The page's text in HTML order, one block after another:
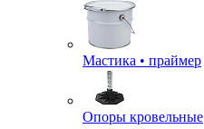
Мастика • праймер
Опоры кровельные